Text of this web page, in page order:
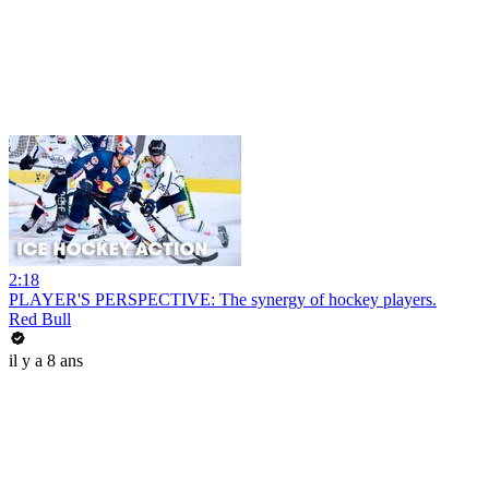
2:18
PLAYER'S PERSPECTIVE: The synergy of hockey players.
Red Bull
il y a 8 ans